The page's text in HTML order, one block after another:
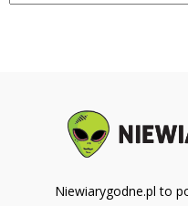
Niewiarygodne.pl to